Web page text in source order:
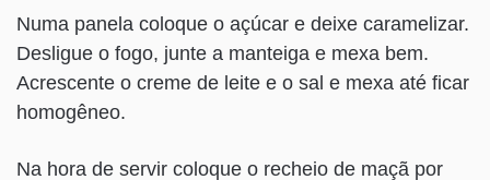
Numa panela coloque o açúcar e deixe caramelizar.
Desligue o fogo, junte a manteiga e mexa bem.
Acrescente o creme de leite e o sal e mexa até ficar
homogêneo.
Na hora de servir coloque o recheio de maçã por